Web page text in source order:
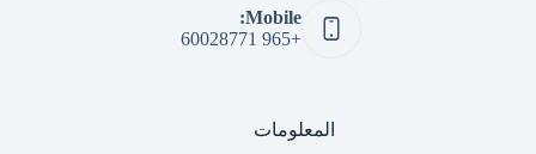
Mobile:
+965 60028771
المعلومات